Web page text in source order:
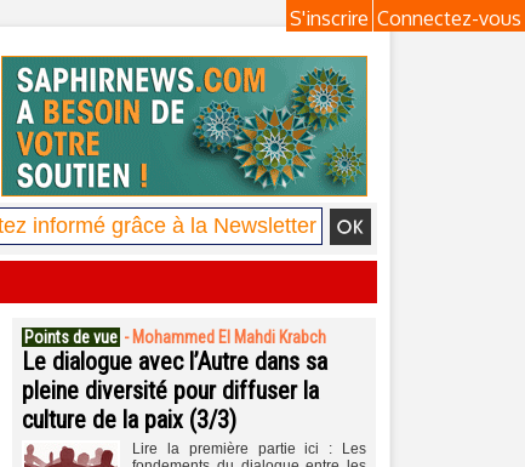
Connectez-vous
S'inscrire
Points de vue - Mohammed El Mahdi Krabch
Le dialogue avec l’Autre dans sa
pleine diversité pour diffuser la
culture de la paix (3/3)
Lire la première partie ici : Les